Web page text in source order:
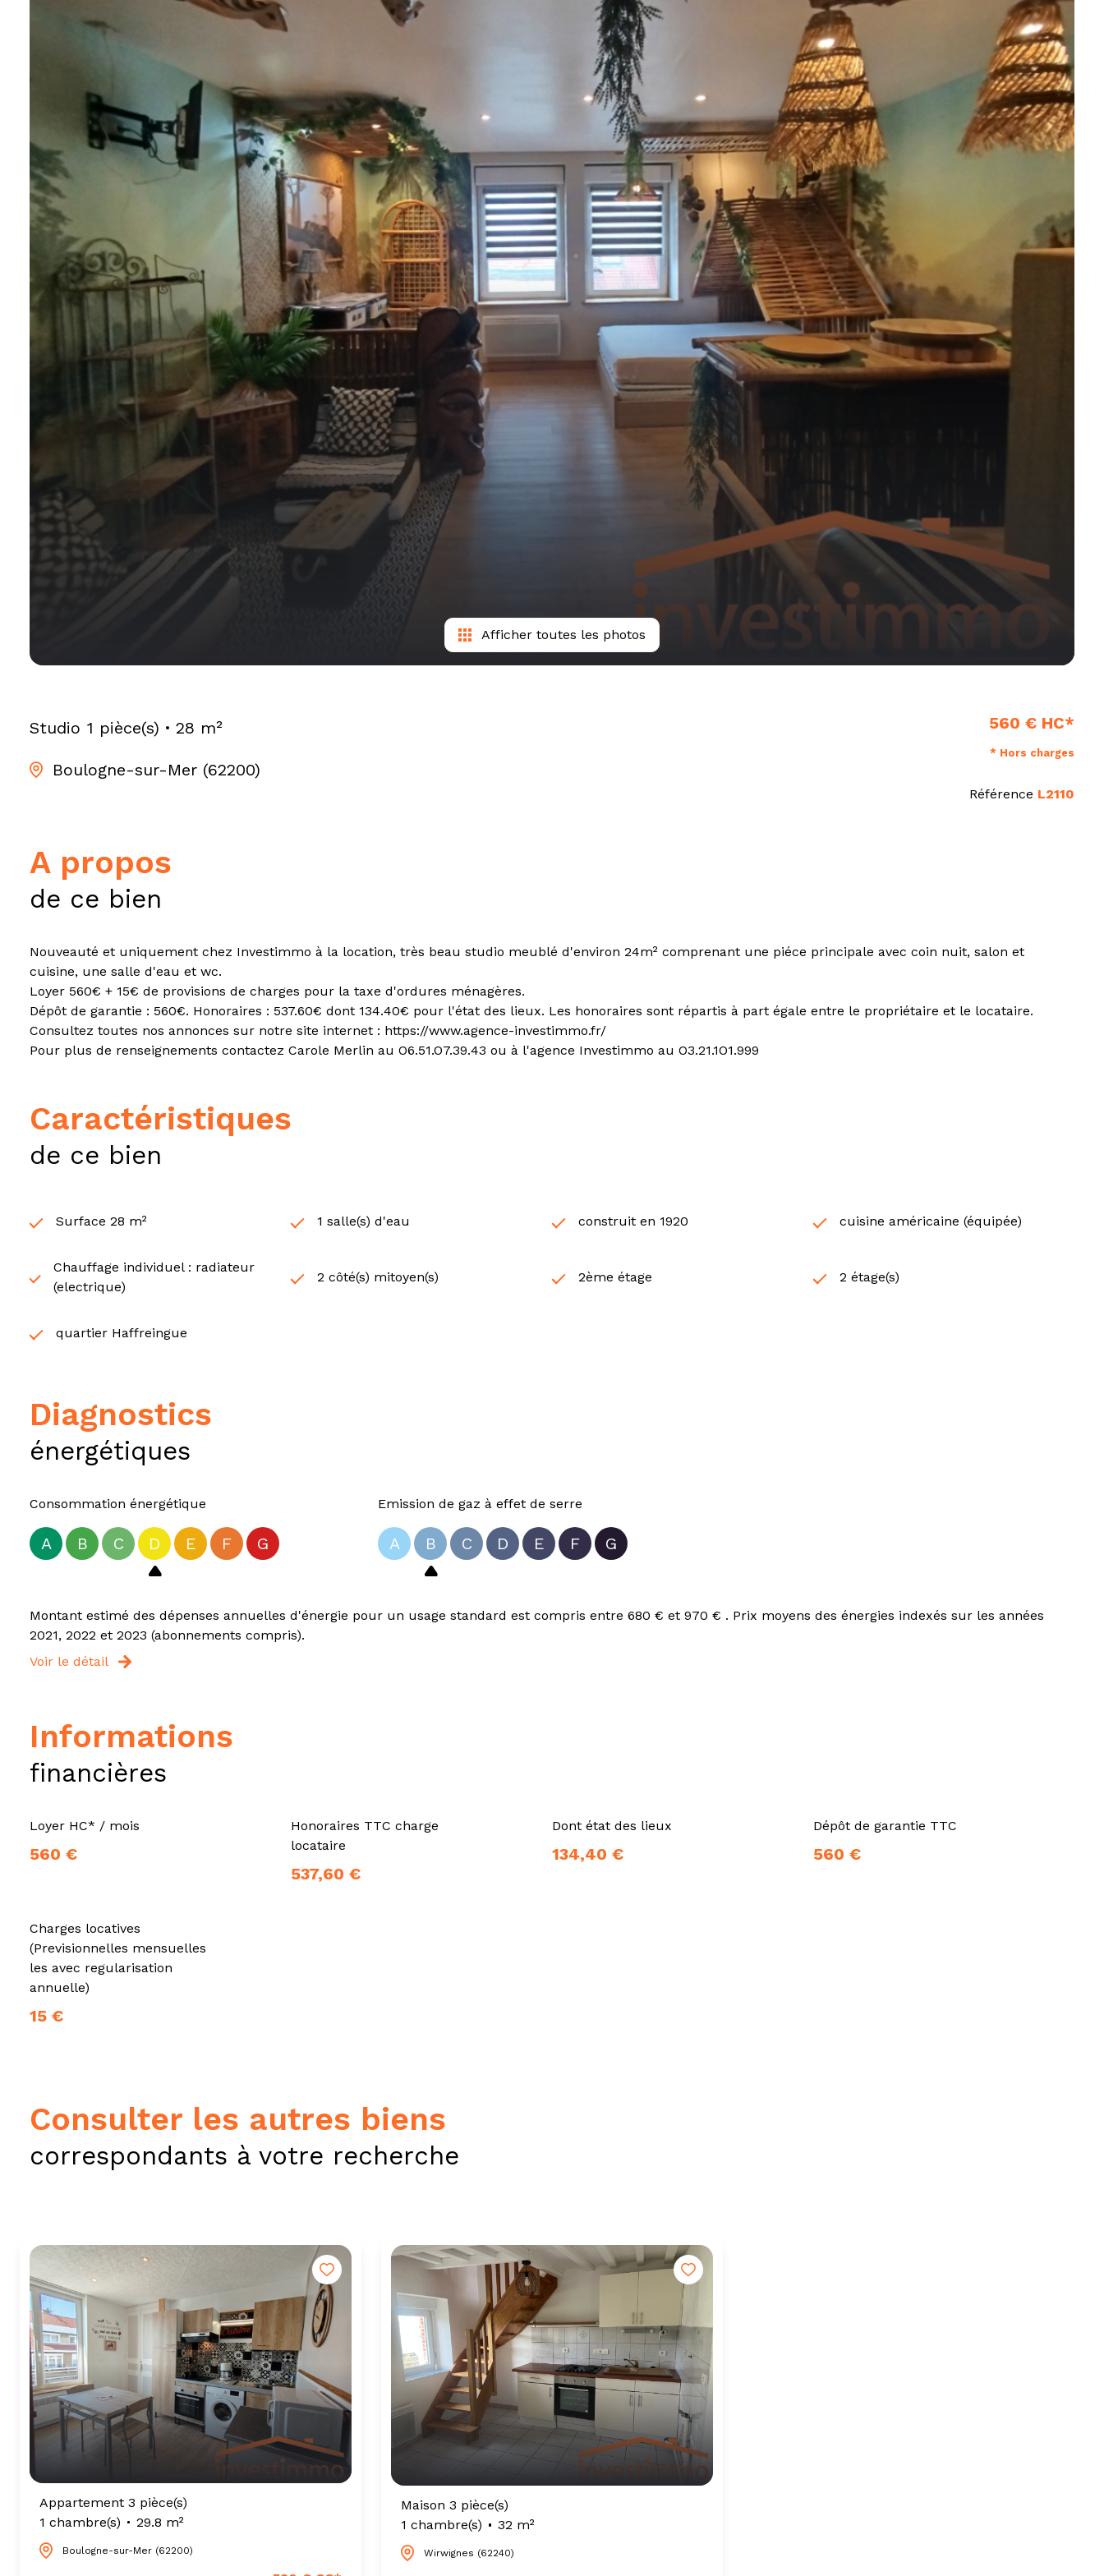
Afficher toutes les photos
Studio 1 pièce(s) 28 m²
Boulogne-sur-Mer (62200)
560 € HC*
* Hors charges
Référence L2110
a propos
de ce bien
Nouveauté et uniquement chez Investimmo à la location, très beau studio meublé d'environ 24m² comprenant une piéce principale avec coin nuit, salon et
cuisine, une salle d'eau et wc.
Loyer 560€ + 15€ de provisions de charges pour la taxe d'ordures ménagères.
Dépôt de garantie : 560€. Honoraires : 537.60€ dont 134.40€ pour l'état des lieux. Les honoraires sont répartis à part égale entre le propriétaire et le locataire.
Consultez toutes nos annonces sur notre site internet : https://www.agence-investimmo.fr/
Pour plus de renseignements contactez Carole Merlin au O6.51.O7.39.43 ou à l'agence Investimmo au O3.21.1O1.999
caractéristiques
de ce bien
Surface 28 m² 1 salle(s) d'eau construit en 1920 cuisine américaine (équipée)
Chauffage individuel : radiateur
(electrique)
2 côté(s) mitoyen(s) 2ème étage 2 étage(s)
quartier Haffreingue
diagnostics
énergétiques
Consommation énergétique
A B C D E F G
Emission de gaz à effet de serre
A B C D E F G
Montant estimé des dépenses annuelles d'énergie pour un usage standard est compris entre 680 € et 970 € . Prix moyens des énergies indexés sur les années
2021, 2022 et 2023 (abonnements compris).
Voir le détail
informations
financières
Loyer HC* / mois
560 €
Honoraires TTC charge
locataire
537,60 €
Dont état des lieux
134,40 €
Dépôt de garantie TTC
560 €
Charges locatives
(Previsionnelles mensuelles
les avec regularisation
annuelle)
15 €
consulter les autres biens
correspondants à votre recherche
Appartement 3 pièce(s)
1 chambre(s)
29.8 m²
Boulogne-sur-Mer (62200)
Maison 3 pièce(s)
1 chambre(s)
32 m²
Wirwignes (62240)